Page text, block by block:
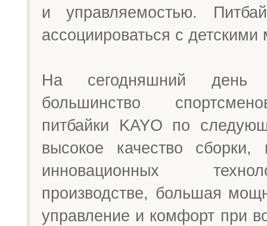
и управляемостью.
ассоциироваться с
На сегодняшний день
большинство
питбайки KAYO по
высокое качество сборки,
инновационных
производстве, большая
управление и комфорт при